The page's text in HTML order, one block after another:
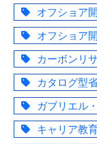
オフショア
オフショア
カーボンリ
カタログ型
ガブリエル
キャリア教